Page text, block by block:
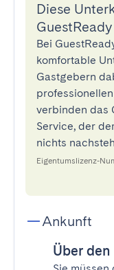
Diese
Bei
komfortable
Gastgebern
verbinden das
Service, der
nichts
Eigentumslizenz-
Ankunft
Über